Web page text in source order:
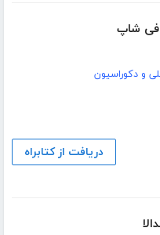
شاپ
و دکوراسیون
دریافت از کتابراه